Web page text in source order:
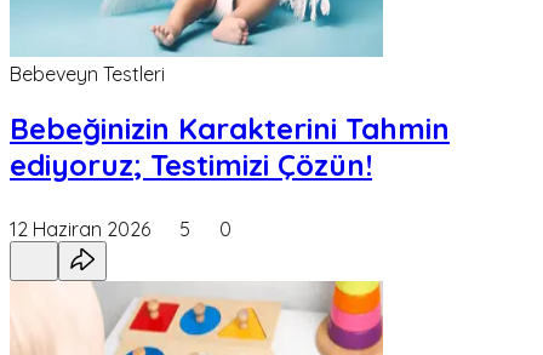
Bebeveyn Testleri
Bebeğinizin Karakterini Tahmin
ediyoruz; Testimizi Çözün!
12 Haziran 2026 5 0